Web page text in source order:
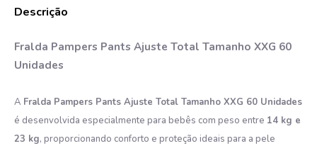
Fralda Pampers Pants Ajuste Total Tamanho XXG 60
Unidades
A Fralda Pampers Pants Ajuste Total Tamanho XXG 60 Unidades
é desenvolvida especialmente para bebês com peso entre 14 kg e
23 kg, proporcionando conforto e proteção ideais para a pele